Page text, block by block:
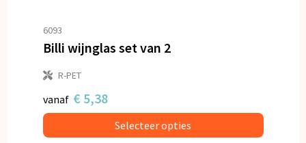
6093
Billi wijnglas set van 2
R-PET
vanaf € 5,38
Selecteer opties